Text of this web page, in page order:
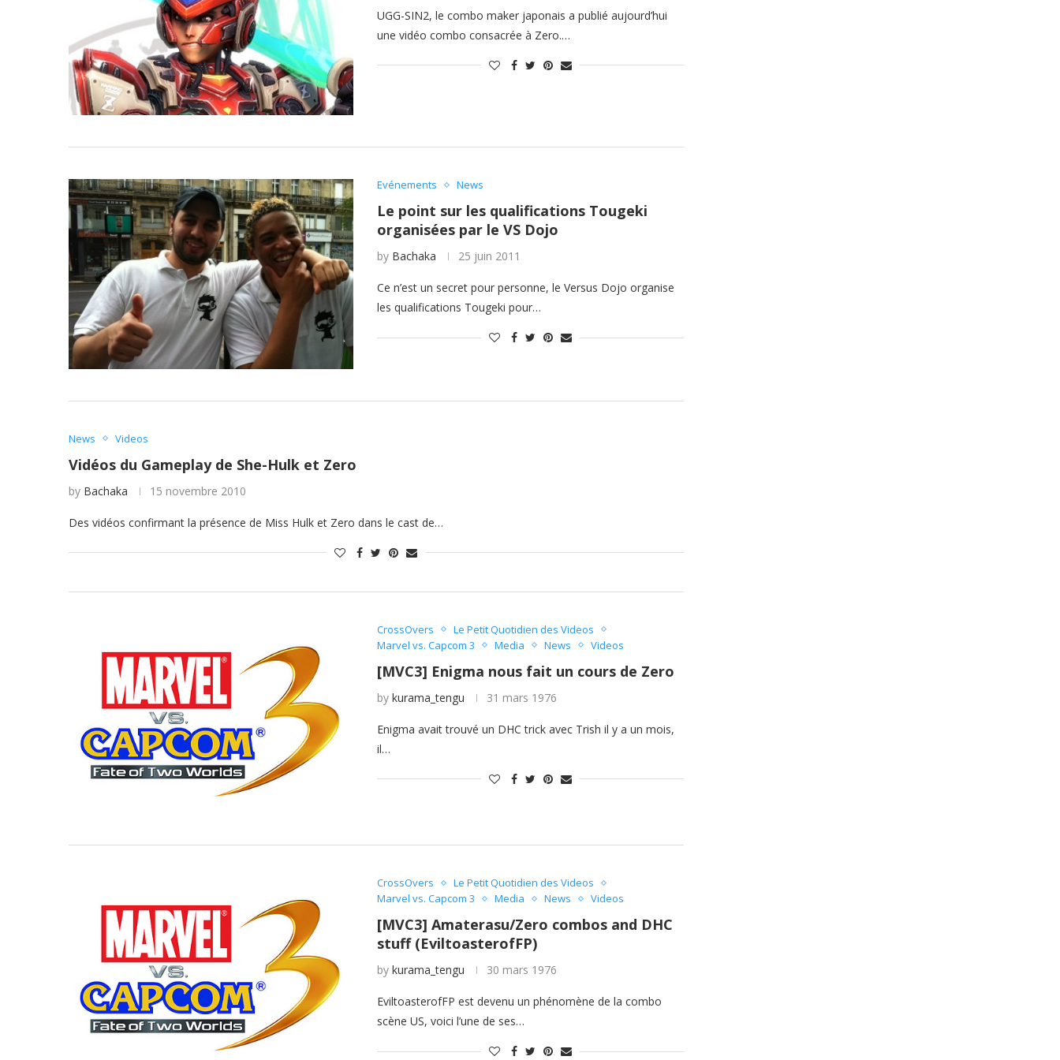
UGG-SIN2, le combo maker japonais a publié aujourd’hui
une vidéo combo consacrée à Zero.…
Evénements News
Le point sur les qualifications Tougeki
organisées par le VS Dojo
by Bachaka 25 juin 2011
Ce n’est un secret pour personne, le Versus Dojo organise
les qualifications Tougeki pour…
News Videos
Vidéos du Gameplay de She-Hulk et Zero
by Bachaka 15 novembre 2010
Des vidéos confirmant la présence de Miss Hulk et Zero dans le cast de…
CrossOvers
Le Petit Quotidien des Videos
Marvel vs. Capcom 3
Media News Videos
[MVC3] Enigma nous fait un cours de Zero
by kurama_tengu 31 mars 1976
Enigma avait trouvé un DHC trick avec Trish il y a un mois,
il…
CrossOvers
Le Petit Quotidien des Videos
Marvel vs. Capcom 3
Media News Videos
[MVC3] Amaterasu/Zero combos and DHC
stuff (EviltoasterofFP)
by kurama_tengu 30 mars 1976
EviltoasterofFP est devenu un phénomène de la combo
scène US, voici l’une de ses…